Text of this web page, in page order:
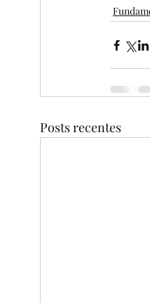
Posts recentes